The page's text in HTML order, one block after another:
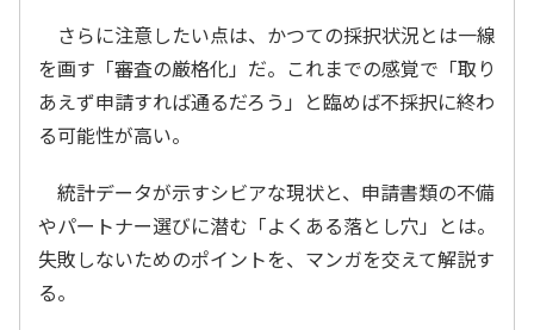
さらに注意したい点は、かつての採択状況とは一線
を画す「審査の厳格化」だ。これまでの感覚で「取り
あえず申請すれば通るだろう」と臨めば不採択に終わ
る可能性が高い。
統計データが示すシビアな現状と、申請書類の不備
やパートナー選びに潜む「よくある落とし穴」とは。
失敗しないためのポイントを、マンガを交えて解説す
る。